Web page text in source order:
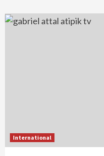
International